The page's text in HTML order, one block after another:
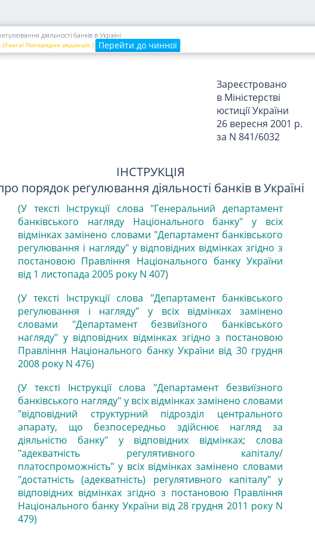
діяльності банків в Україні
(Увага! Попередня редакція.) Перейти до чинної
від 28 серпня 2001
Зареєстровано
в Міністерстві
юстиції України
26 вересня 2001 р.
за N 841/6032
ІНСТРУКЦІЯ
порядок регулювання діяльності банків в Україні
(У тексті Інструкції слова "Генеральний департамент
банківського нагляду Національного банку" у всіх
відмінках замінено словами "Департамент банківського
регулювання і нагляду" у відповідних відмінках згідно з
постановою Правління Національного банку України
від 1 листопада 2005 року N 407)
(У тексті Інструкції слова "Департамент банківського
регулювання і нагляду" у всіх відмінках замінено
словами "Департамент безвиїзного банківського
нагляду" у відповідних відмінках згідно з постановою
Правління Національного банку України від 30 грудня
2008 року N 476)
(У тексті Інструкції слова "Департамент безвиїзного
банківського нагляду" у всіх відмінках замінено словами
"відповідний структурний підрозділ центрального
апарату, що безпосередньо здійснює нагляд за
діяльністю банку" у відповідних відмінках; слова
"адекватність регулятивного капіталу/
платоспроможність" у всіх відмінках замінено словами
"достатність (адекватність) регулятивного капіталу" у
відповідних відмінках згідно з постановою Правління
Національного банку України від 28 грудня 2011 року N
479)